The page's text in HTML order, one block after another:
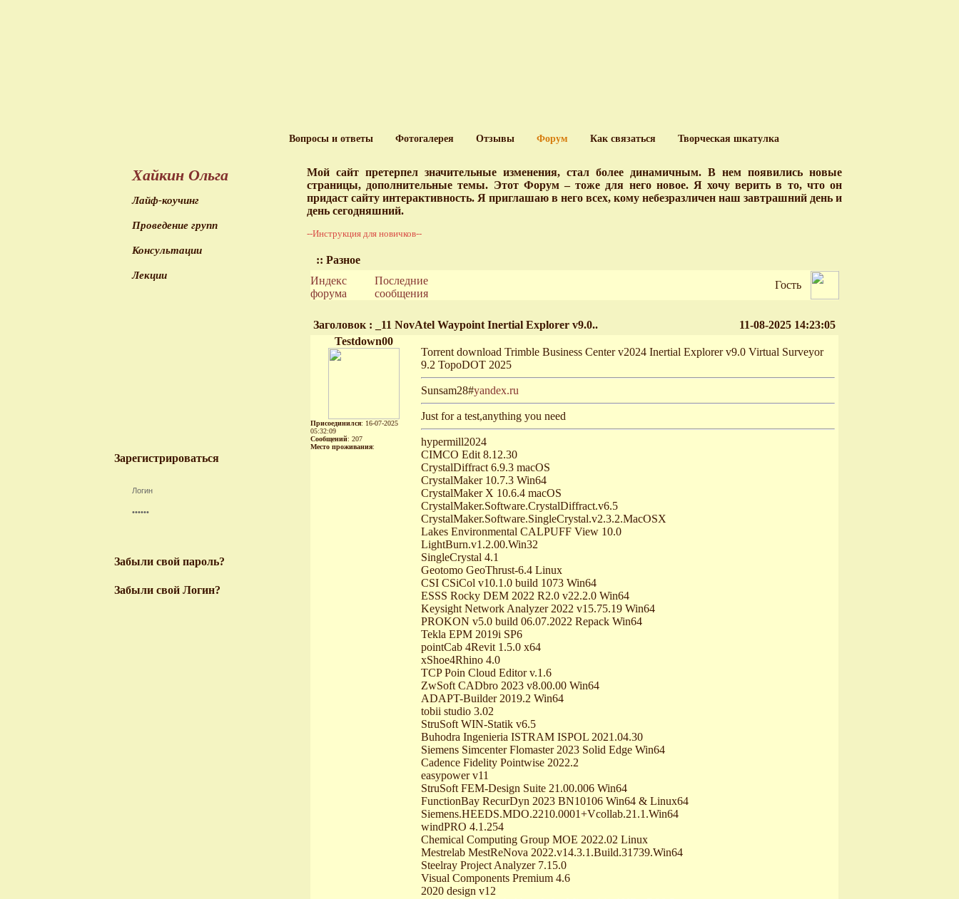
Вопросы и ответы Фотогалерея Отзывы Форум Как связаться Творческая шкатулка
Хайкин Ольга
Лайф-коучинг
Проведение групп
Консультации
Лекции
Зарегистрироваться
Забыли свой пароль?
Забыли свой Логин?
Мой сайт претерпел значительные изменения, стал более динамичным. В нем появились новые
страницы, дополнительные темы. Этот Форум – тоже для него новое. Я хочу верить в то, что он
придаст сайту интерактивность. Я приглашаю в него всех, кому небезразличен наш завтрашний день и
день сегодняшний.
--Инструкция для новичков--
:: Разное
Индекс
форума
Последние
сообщения
Гость
Заголовок : _11 NovAtel Waypoint Inertial Explorer v9.0..
11-08-2025 14:23:05
Testdown00
Присоединился: 16-07-2025
05:32:09
Сообщений: 207
Место проживания:
Torrent download Trimble Business Center v2024 Inertial Explorer v9.0 Virtual Surveyor
9.2 TopoDOT 2025
Sunsam28#yandex.ru
Just for a test,anything you need
hypermill2024
CIMCO Edit 8.12.30
CrystalDiffract 6.9.3 macOS
CrystalMaker 10.7.3 Win64
CrystalMaker X 10.6.4 macOS
CrystalMaker.Software.CrystalDiffract.v6.5
CrystalMaker.Software.SingleCrystal.v2.3.2.MacOSX
Lakes Environmental CALPUFF View 10.0
LightBurn.v1.2.00.Win32
SingleCrystal 4.1
Geotomo GeoThrust-6.4 Linux
CSI CSiCol v10.1.0 build 1073 Win64
ESSS Rocky DEM 2022 R2.0 v22.2.0 Win64
Keysight Network Analyzer 2022 v15.75.19 Win64
PROKON v5.0 build 06.07.2022 Repack Win64
Tekla EPM 2019i SP6
pointCab 4Revit 1.5.0 x64
xShoe4Rhino 4.0
TCP Poin Cloud Editor v.1.6
ZwSoft CADbro 2023 v8.00.00 Win64
ADAPT-Builder 2019.2 Win64
tobii studio 3.02
StruSoft WIN-Statik v6.5
Buhodra Ingenieria ISTRAM ISPOL 2021.04.30
Siemens Simcenter Flomaster 2023 Solid Edge Win64
Cadence Fidelity Pointwise 2022.2
easypower v11
StruSoft FEM-Design Suite 21.00.006 Win64
FunctionBay RecurDyn 2023 BN10106 Win64 & Linux64
Siemens.HEEDS.MDO.2210.0001+Vcollab.21.1.Win64
windPRO 4.1.254
Chemical Computing Group MOE 2022.02 Linux
Mestrelab MestReNova 2022.v14.3.1.Build.31739.Win64
Steelray Project Analyzer 7.15.0
Visual Components Premium 4.6
2020 design v12